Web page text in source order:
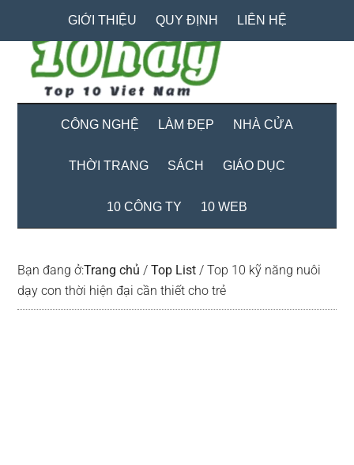
content
secondary
menu
primary
sidebar
GIỚI THIỆU QUY ĐỊNH LIÊN HỆ
CÔNG NGHỆ LÀM ĐẸP NHÀ CỬA
THỜI TRANG SÁCH GIÁO DỤC
10 CÔNG TY 10 WEB
Bạn đang ở:Trang chủ / Top List / Top 10 kỹ năng nuôi
dạy con thời hiện đại cần thiết cho trẻ